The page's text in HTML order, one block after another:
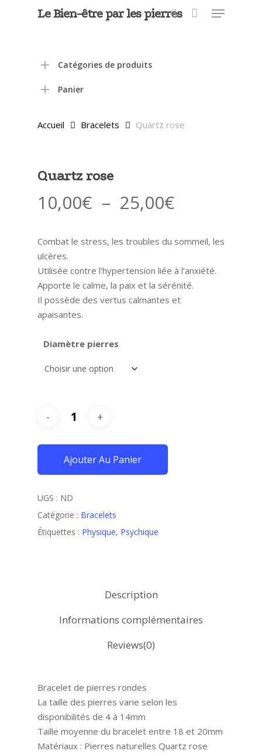
Le Bien-être par les pierres Menu
Catégories de produits
Panier
Accueil Bracelets Quartz rose
Quartz rose
10,00€ – 25,00€
prix :
à
25,00€
Combat le stress, les troubles du sommeil, les
ulcères.
Utilisée contre l’hypertension liée à l’anxiété.
Apporte le calme, la paix et la sérénité.
Il possède des vertus calmantes et
apaisantes.
Diamètre pierres
Ajouter Au Panier
UGS : ND
Catégorie : Bracelets
Étiquettes : Physique, Psychique
Description
Informations complémentaires
Reviews(0)
Bracelet de pierres rondes
La taille des pierres varie selon les
disponibilités de 4 à 14mm
Taille moyenne du bracelet entre 18 et 20mm
Matériaux : Pierres naturelles Quartz rose